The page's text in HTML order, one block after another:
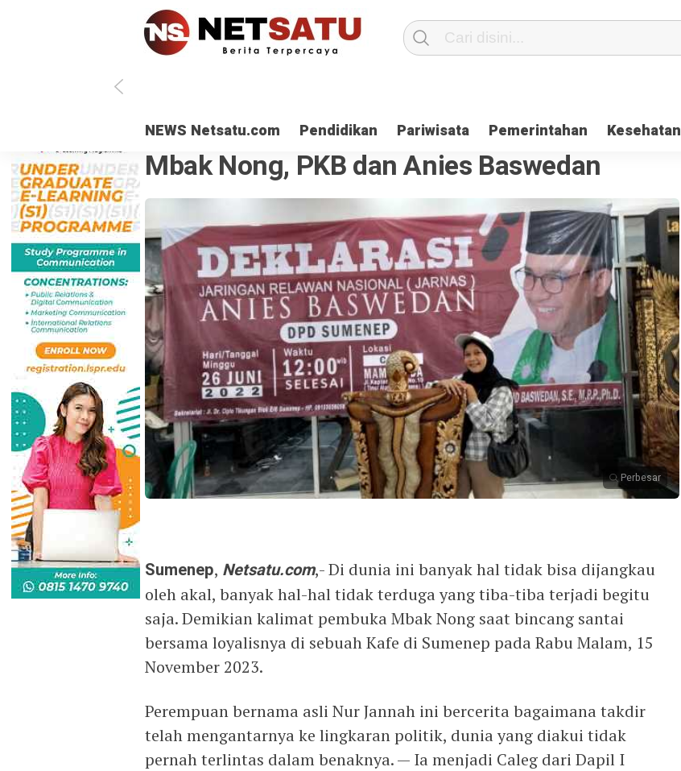
NEWS Netsatu.com Pendidikan Pariwisata Pemerintahan Kesehatan
POLITIK· 16 Nov 2023
Mbak Nong, PKB dan Anies Baswedan
Perbesar
Sumenep, Netsatu.com,- Di dunia ini banyak hal tidak bisa dijangkau
oleh akal, banyak hal-hal tidak terduga yang tiba-tiba terjadi begitu
saja. Demikian kalimat pembuka Mbak Nong saat bincang santai
bersama loyalisnya di sebuah Kafe di Sumenep pada Rabu Malam, 15
November 2023.
Perempuan bernama asli Nur Jannah ini bercerita bagaimana takdir
telah mengantarnya ke lingkaran politik, dunia yang diakui tidak
pernah terlintas dalam benaknya. — Ia menjadi Caleg dari Dapil I